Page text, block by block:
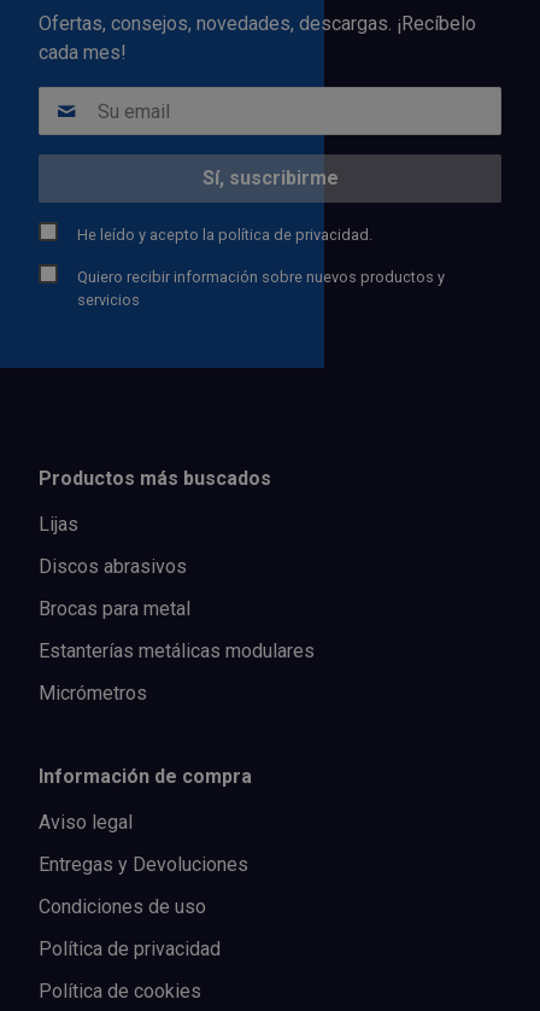
Ofertas, consejos, novedades, descargas. ¡Recíbelo
cada mes!
He leído y acepto la política de privacidad.
Quiero recibir información sobre nuevos productos y
servicios
Productos más buscados
Lijas
Discos abrasivos
Brocas para metal
Estanterías metálicas modulares
Micrómetros
Información de compra
Aviso legal
Entregas y Devoluciones
Condiciones de uso
Política de privacidad
Política de cookies